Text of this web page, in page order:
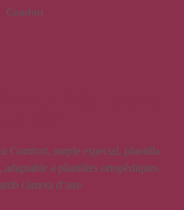
Comfort
Comfort, ample especial, plantilla
adaptable a plantilles ortopèdiques,
càmera d’aire